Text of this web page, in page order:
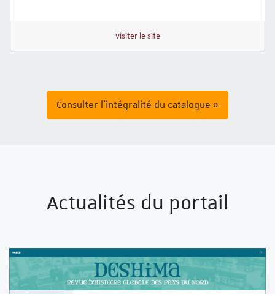
Visiter le site
Consulter l'intégralité du catalogue »
Actualités du portail